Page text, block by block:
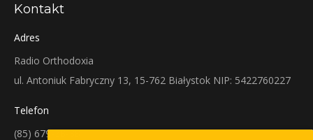
Kontakt
Adres
Radio Orthodoxia
ul. Antoniuk Fabryczny 13, 15-762 Białystok NIP: 5422760227
Telefon
(85) 679-38-38